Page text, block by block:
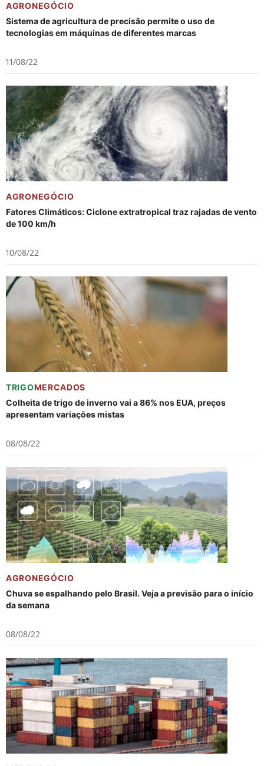
AGRONEGÓCIO
Sistema de agricultura de precisão permite o uso de
tecnologias em máquinas de diferentes marcas
11/08/22
AGRONEGÓCIO
Fatores Climáticos: Ciclone extratropical traz rajadas de vento
de 100 km/h
10/08/22
TRIGOMERCADOS
Colheita de trigo de inverno vai a 86% nos EUA, preços
apresentam variações mistas
08/08/22
AGRONEGÓCIO
Chuva se espalhando pelo Brasil. Veja a previsão para o início
da semana
08/08/22